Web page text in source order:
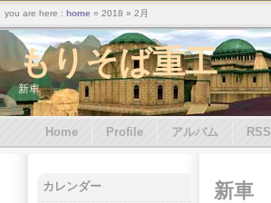
もりそば重工
新車
新車
カレンダー
Home Profile アルバム RSS
you are here : home » 2018 » 2月